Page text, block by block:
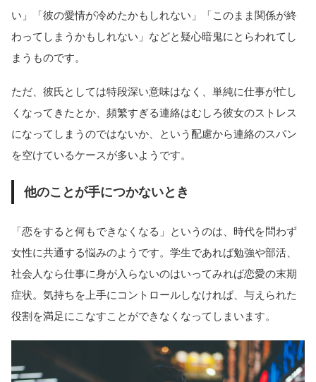
い」「彼の愛情が冷めたかもしれない」「このまま関係が終
わってしまうかもしれない」などと疑心暗鬼にとらわれてし
まうものです。
ただ、彼氏としては特段深い意味はなく、単純に仕事が忙し
くなってきたとか、頻繁すぎる連絡はむしろ彼女のストレス
になってしまうのではないか、という配慮から連絡のスパン
を空けているケースが多いようです。
他のことが手につかないとき
「恋をすると何もできなくなる」というのは、時代を問わず
女性に共通する悩みのようです。学生であれば勉強や部活、
社会人なら仕事に身が入らないのはいってみれば恋愛の末期
症状。気持ちを上手にコントロールしなければ、与えられた
役割を満足にこなすことができなくなってしまいます。